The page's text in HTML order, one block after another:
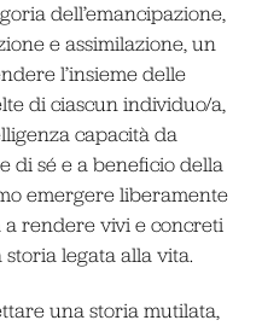
dell’emancipazione,
e assimilazione, un
l’insieme delle
di ciascun individuo/a,
capacità da
di sé e a beneficio della
emergere liberamente
a rendere vivi e concreti
legata alla vita.
una storia mutilata,